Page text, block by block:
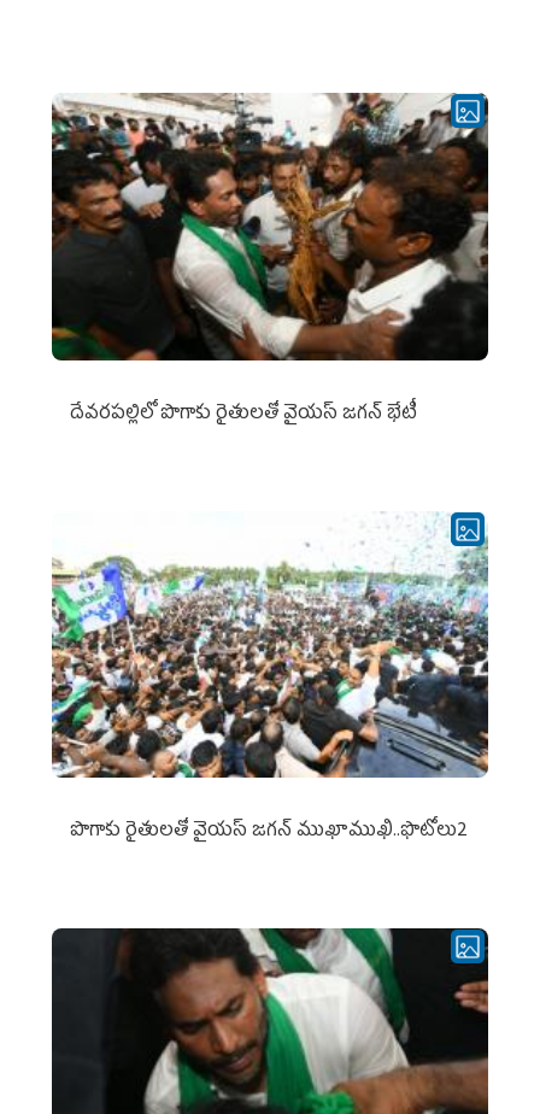
దేవరపల్లిలో పొగాకు రైతులతో వైయస్ జగన్ భేటీ
పొగాకు రైతుల‌తో వైయ‌స్ జ‌గ‌న్ ముఖాముఖి..ఫొటోలు2